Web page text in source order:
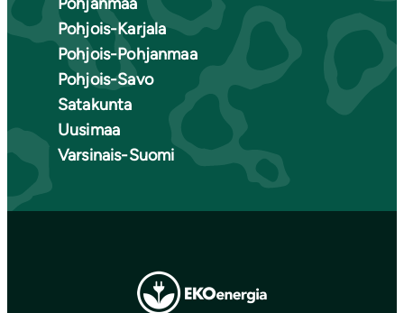
Pohjois-Karjala
Pohjois-Pohjanmaa
Pohjois-Savo
Satakunta
Uusimaa
Varsinais-Suomi